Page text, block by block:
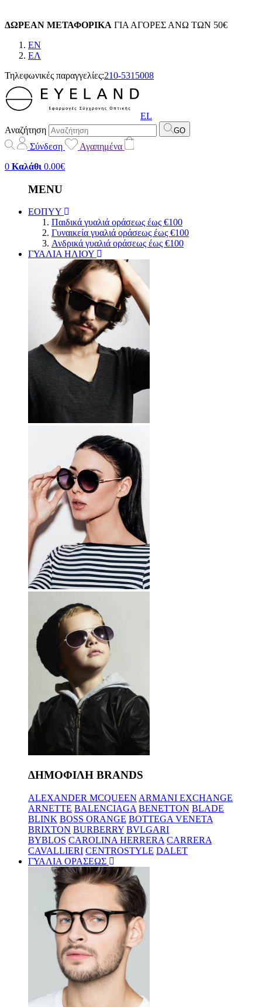
ΔΩΡΕΑΝ ΜΕΤΑΦΟΡΙΚΑ ΓΙΑ ΑΓΟΡΕΣ ΑΝΩ ΤΩΝ 50€
EN
EΛ
Τηλεφωνικές παραγγελίες:210-5315008
EL
Αναζήτηση
GO
Σύνδεση
Αγαπημένα
0 Καλάθι 0.00€
MENU
ΕΟΠΥΥ
Παιδικά γυαλιά οράσεως έως €100
Γυναικεία γυαλιά οράσεως έως €100
Ανδρικά γυαλιά οράσεως έως €100
ΓΥΑΛΙΑ ΗΛΙΟΥ
ΔΗΜΟΦΙΛΗ BRANDS
ALEXANDER MCQUEEN ARMANI EXCHANGE
ARNETTE BALENCIAGA BENETTON BLADE
BLINK BOSS ORANGE BOTTEGA VENETA
BRIXTON BURBERRY BVLGARI
BYBLOS CAROLINA HERRERA CARRERA
CAVALLIERI CENTROSTYLE DALET
ΓΥΑΛΙΑ ΟΡΑΣΕΩΣ